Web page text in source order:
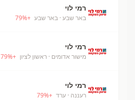
רמי לוי
באר שבע · באר שבע +
79%
רמי לוי
מישור אדומים · ראשון לציון +
79%
רמי לוי
רעננה · ערד +
79%